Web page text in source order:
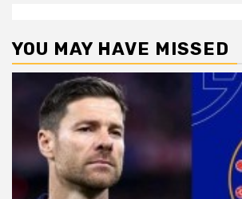
YOU MAY HAVE MISSED